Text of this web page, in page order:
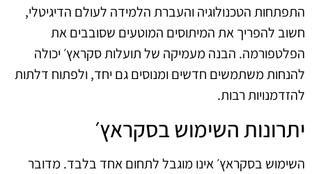
התפתחות הטכנולוגיה והעברת הלמידה לעולם הדיגיטלי,
חשוב להפריך את המיתוסים המוטעים שסובבים את
הפלטפורמה. הבנה מעמיקה של תועלות סקראץ׳ יכולה
להנחות משתמשים חדשים ומנוסים גם יחד, ולפתוח דלתות
להזדמנויות רבות.
יתרונות השימוש בסקראץ׳
השימוש בסקראץ׳ אינו מוגבל לתחום אחד בלבד. מדובר